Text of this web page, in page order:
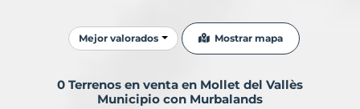
Ordenar resultados
Mejor valorados Mostrar mapa
0 Terrenos en venta en Mollet del Vallès
Municipio con Murbalands